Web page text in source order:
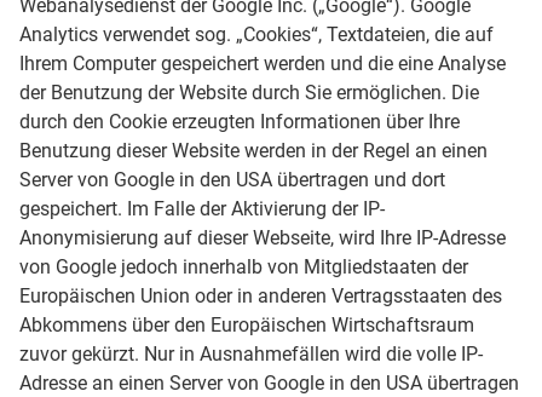
Webanalysedienst der Google Inc. („Google“). Google
Analytics verwendet sog. „Cookies“, Textdateien, die auf
Ihrem Computer gespeichert werden und die eine Analyse
der Benutzung der Website durch Sie ermöglichen. Die
durch den Cookie erzeugten Informationen über Ihre
Benutzung dieser Website werden in der Regel an einen
Server von Google in den USA übertragen und dort
gespeichert. Im Falle der Aktivierung der IP-
Anonymisierung auf dieser Webseite, wird Ihre IP-Adresse
von Google jedoch innerhalb von Mitgliedstaaten der
Europäischen Union oder in anderen Vertragsstaaten des
Abkommens über den Europäischen Wirtschaftsraum
zuvor gekürzt. Nur in Ausnahmefällen wird die volle IP-
Adresse an einen Server von Google in den USA übertragen